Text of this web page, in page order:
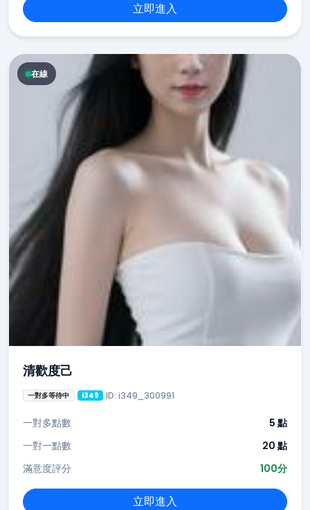
立即進入
在線
清歡度己
一對多等待中 i349 ID: i349_300991
一對多點數
5 點
一對一點數
20 點
滿意度評分
100分
立即進入